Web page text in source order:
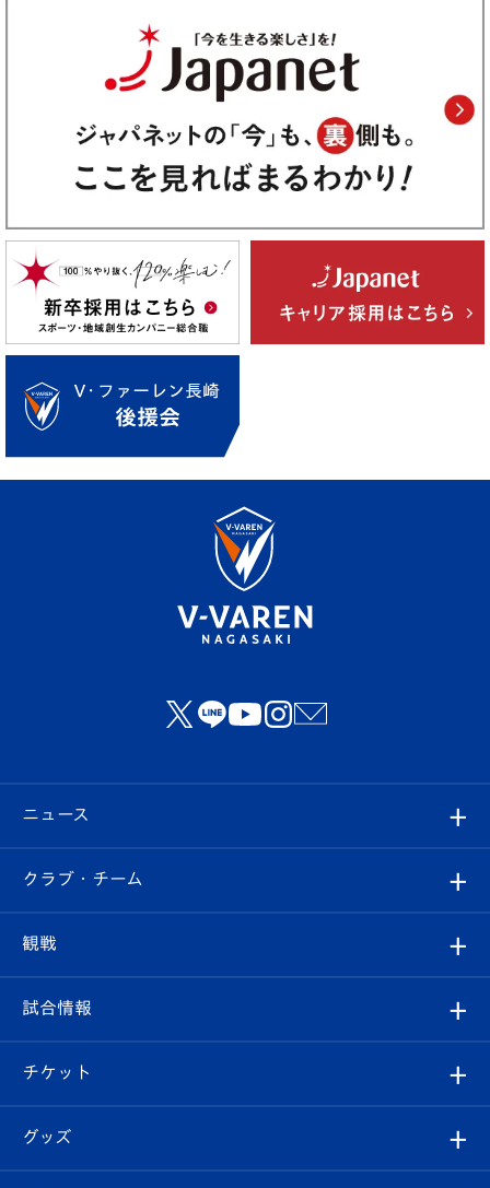
ニュース
すべて
クラブ
試合情報
チケット
クラブ・チーム
クラブ概要
エンブレム紹介
観戦
観戦ルール
はじめての観戦ガイド
Revive Team
試合情報
試合日程/結果
フォトギャラリー
チケット
チケット
グッズ